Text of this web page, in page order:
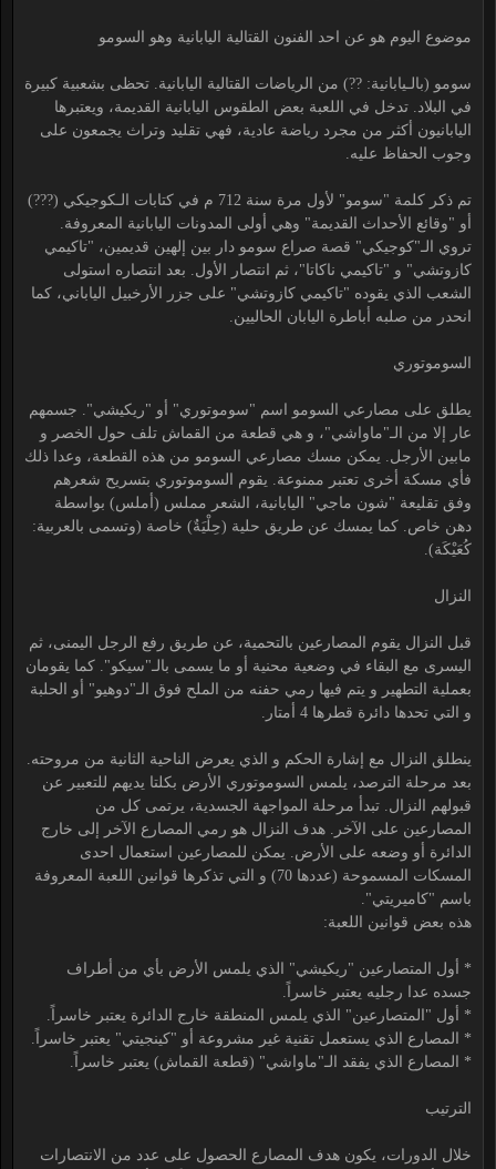
موضوع اليوم هو عن احد الفنون القتالية اليابانية وهو السومو
سومو (بالـيابانية: ??) من الرياضات القتالية اليابانية. تحظى بشعبية كبيرة
في البلاد. تدخل في اللعبة بعض الطقوس اليابانية القديمة، ويعتبرها
اليابانيون أكثر من مجرد رياضة عادية، فهي تقليد وتراث يجمعون على
وجوب الحفاظ عليه.
تم ذكر كلمة "سومو" لأول مرة سنة 712 م في كتابات الـكوجيكي (???)
أو "وقائع الأحداث القديمة" وهي أولى المدونات اليابانية المعروفة.
تروي الـ"كوجيكي" قصة صراع سومو دار بين إلهين قديمين، "تاكيمي
كازوتشي" و "تاكيمي ناكاتا"، ثم انتصار الأول. بعد انتصاره استولى
الشعب الذي يقوده "تاكيمي كازوتشي" على جزر الأرخبيل الياباني، كما
انحدر من صلبه أباطرة اليابان الحاليين.
السوموتوري
يطلق على مصارعي السومو اسم "سوموتوري" أو "ريكيشي". جسمهم
عار إلا من الـ"ماواشي"، و هي قطعة من القماش تلف حول الخصر و
مابين الأرجل. يمكن مسك مصارعي السومو من هذه القطعة، وعدا ذلك
فأي مسكة أخرى تعتبر ممنوعة. يقوم السوموتوري بتسريح شعرهم
وفق تقليعة "شون ماجي" اليابانية، الشعر مملس (أملس) بواسطة
دهن خاص. كما يمسك عن طريق حلية (حِلْيَةٌ) خاصة (وتسمى بالعربية:
كُعَيْكَة).
النزال
قبل النزال يقوم المصارعين بالتحمية، عن طريق رفع الرجل اليمنى، ثم
اليسرى مع البقاء في وضعية محنية أو ما يسمى بالـ"سيكو". كما يقومان
بعملية التطهير و يتم فيها رمي حفنه من الملح فوق الـ"دوهيو" أو الحلبة
و التي تحدها دائرة قطرها 4 أمتار.
ينطلق النزال مع إشارة الحكم و الذي يعرض الناحية الثانية من مروحته.
بعد مرحلة الترصد، يلمس السوموتوري الأرض بكلتا يديهم للتعبير عن
قبولهم النزال. تبدأ مرحلة المواجهة الجسدية، يرتمى كل من
المصارعين على الآخر. هدف النزال هو رمي المصارع الآخر إلى خارج
الدائرة أو وضعه على الأرض. يمكن للمصارعين استعمال احدى
المسكات المسموحة (عددها 70) و التي تذكرها قوانين اللعبة المعروفة
باسم "كاميريتي".
هذه بعض قوانين اللعبة:
* أول المتصارعين "ريكيشي" الذي يلمس الأرض بأي من أطراف
جسده عدا رجليه يعتبر خاسراً.
* أول "المتصارعين" الذي يلمس المنطقة خارج الدائرة يعتبر خاسراً.
* المصارع الذي يستعمل تقنية غير مشروعة أو "كينجيتي" يعتبر خاسراً.
* المصارع الذي يفقد الـ"ماواشي" (قطعة القماش) يعتبر خاسراً.
الترتيب
خلال الدورات، يكون هدف المصارع الحصول على عدد من الانتصارات